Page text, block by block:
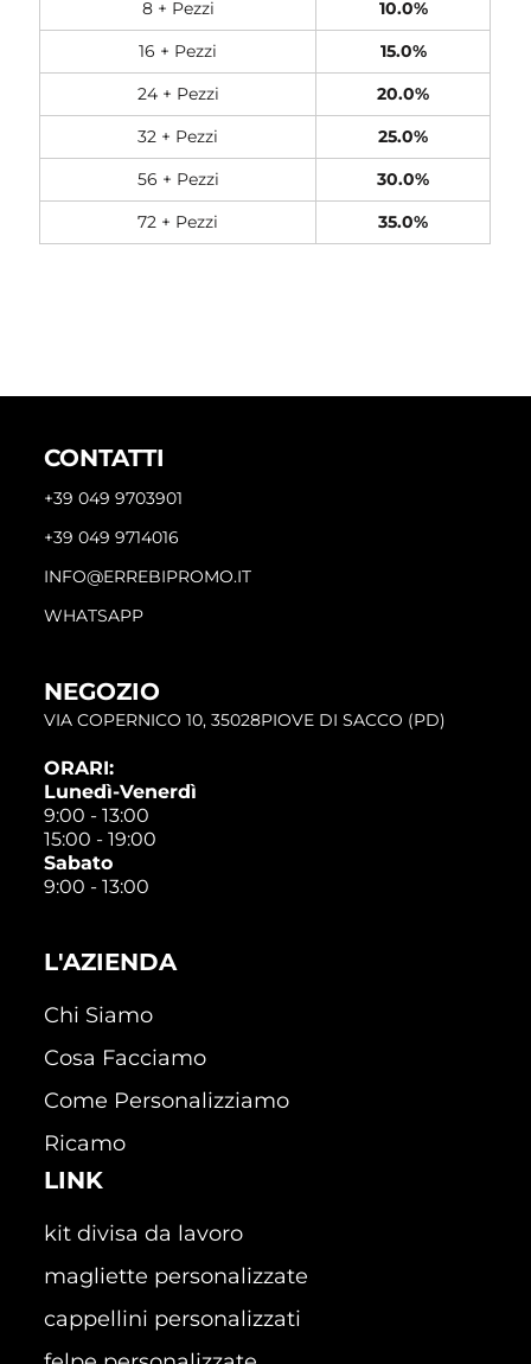
8 + Pezzi
10.0%
16 + Pezzi
15.0%
24 + Pezzi
20.0%
32 + Pezzi
25.0%
56 + Pezzi
30.0%
72 + Pezzi
35.0%
CONTATTI
+39 049 9703901
+39 049 9714016
INFO@ERREBIPROMO.IT
WHATSAPP
NEGOZIO
VIA COPERNICO 10, 35028PIOVE DI SACCO (PD)
ORARI:
Lunedì-Venerdì
9:00 - 13:00
15:00 - 19:00
Sabato
9:00 - 13:00
L'AZIENDA
Chi Siamo
Cosa Facciamo
Come Personalizziamo
Ricamo
LINK
kit divisa da lavoro
magliette personalizzate
cappellini personalizzati